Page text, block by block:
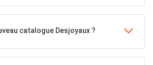
catalogue Desjoyaux ?